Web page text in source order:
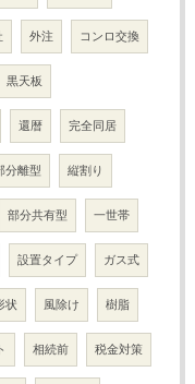
外注 コンロ交換
黒天板
還暦 完全同居
分離型 縦割り
部分共有型 一世帯
設置タイプ ガス式
状 風除け 樹脂
相続前 税金対策